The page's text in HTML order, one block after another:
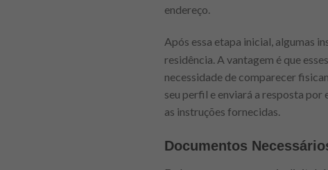
endereço.
Após essa etapa inicial, algumas
residência. A vantagem é que
necessidade de comparecer
seu perfil e enviará a resposta
as instruções fornecidas.
Documentos